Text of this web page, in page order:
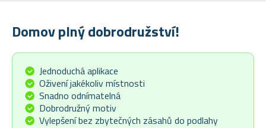
Domov plný dobrodružství!
Jednoduchá aplikace
Oživení jakékoliv místnosti
Snadno odnímatelná
Dobrodružný motiv
Vylepšení bez zbytečných zásahů do podlahy